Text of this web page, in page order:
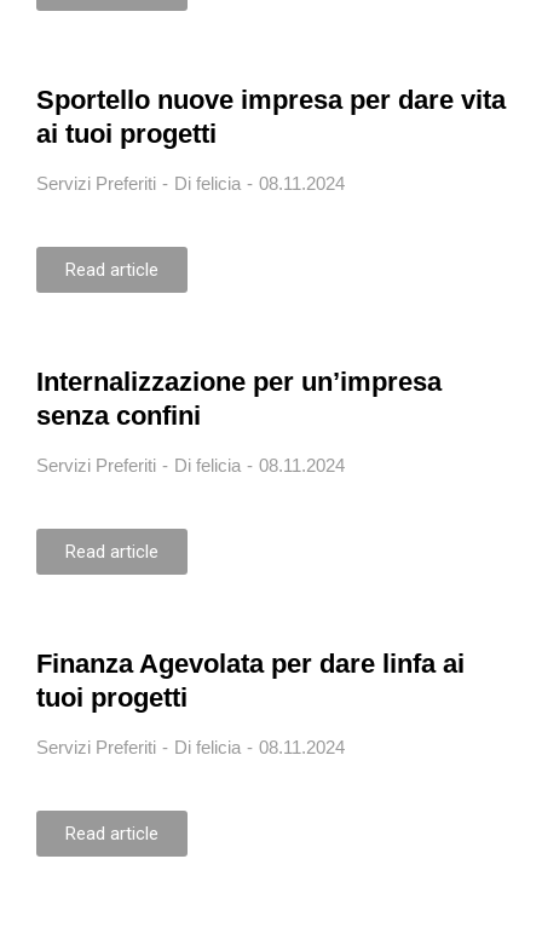
Sportello nuove impresa per dare vita
ai tuoi progetti
Servizi Preferiti Di felicia 08.11.2024
Read article
Internalizzazione per un’impresa
senza confini
Servizi Preferiti Di felicia 08.11.2024
Read article
Finanza Agevolata per dare linfa ai
tuoi progetti
Servizi Preferiti Di felicia 08.11.2024
Read article